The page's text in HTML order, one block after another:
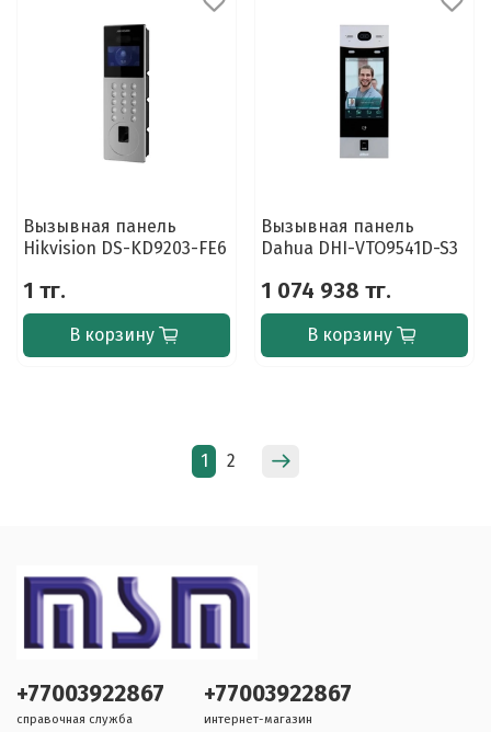
Вызывная панель
Hikvision DS-KD9203-FE6
1 тг.
В корзину
Вызывная панель
Dahua DHI-VTO9541D-S3
1 074 938 тг.
В корзину
1 2
+77003922867
справочная служба
+77003922867
интернет-магазин